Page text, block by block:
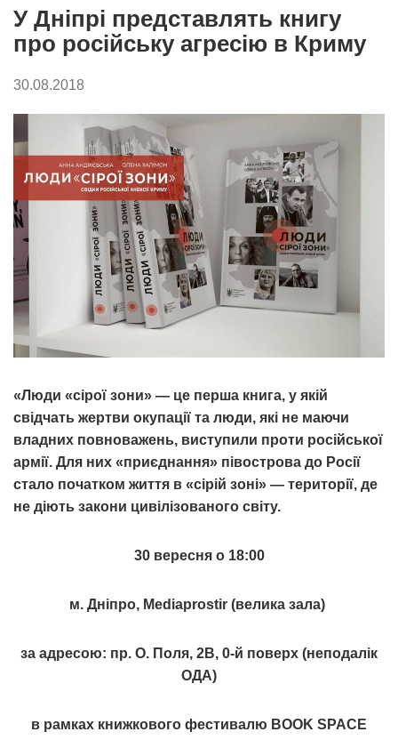
У Дніпрі представлять книгу
про російську агресію в Криму
30.08.2018
«Люди «сірої зони» — це перша книга, у якій
свідчать жертви окупації та люди, які не маючи
владних повноважень, виступили проти російської
армії. Для них «приєднання» півострова до Росії
стало початком життя в «сірій зоні» — території, де
не діють закони цивілізованого світу.
30 вересня о 18:00
м. Дніпро, Mediaprostir (велика зала)
за адресою: пр. О. Поля, 2В, 0-й поверх (неподалік
ОДА)
в рамках книжкового фестивалю BOOK SPACE